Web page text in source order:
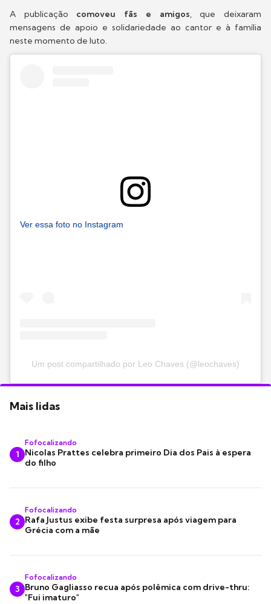
A publicação comoveu fãs e amigos, que deixaram
mensagens de apoio e solidariedade ao cantor e à família
neste momento de luto.
Ver essa foto no Instagram
Um post compartilhado por Leo Chaves (@leochaves)
Mais lidas
1
Fofocalizando
Nicolas Prattes celebra primeiro Dia dos Pais à espera
do filho
2
Fofocalizando
Rafa Justus exibe festa surpresa após viagem para
Grécia com a mãe
3
Fofocalizando
Bruno Gagliasso recua após polêmica com drive-thru:
"Fui imaturo"